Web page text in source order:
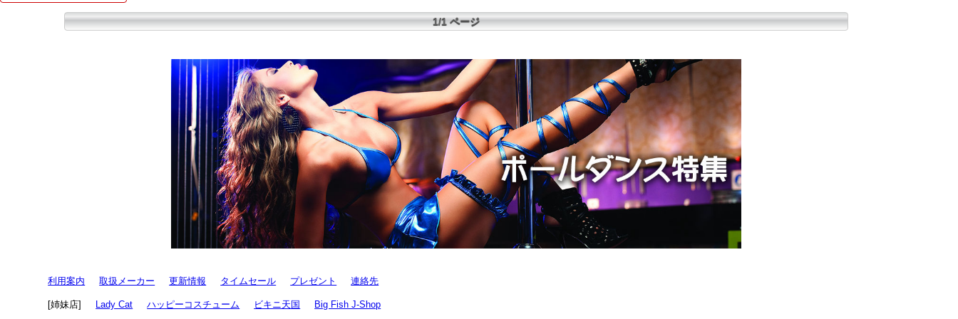
1/1 ページ
利用案内 取扱メーカー 更新情報 タイムセール プレゼント 連絡先
[姉妹店] Lady Cat ハッピーコスチューム ビキニ天国 Big Fish J-Shop